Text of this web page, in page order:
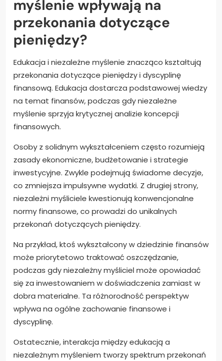
myślenie wpływają na
przekonania dotyczące
pieniędzy?
Edukacja i niezależne myślenie znacząco kształtują
przekonania dotyczące pieniędzy i dyscyplinę
finansową. Edukacja dostarcza podstawowej wiedzy
na temat finansów, podczas gdy niezależne
myślenie sprzyja krytycznej analizie koncepcji
finansowych.
Osoby z solidnym wykształceniem często rozumieją
zasady ekonomiczne, budżetowanie i strategie
inwestycyjne. Zwykle podejmują świadome decyzje,
co zmniejsza impulsywne wydatki. Z drugiej strony,
niezależni myśliciele kwestionują konwencjonalne
normy finansowe, co prowadzi do unikalnych
przekonań dotyczących pieniędzy.
Na przykład, ktoś wykształcony w dziedzinie finansów
może priorytetowo traktować oszczędzanie,
podczas gdy niezależny myśliciel może opowiadać
się za inwestowaniem w doświadczenia zamiast w
dobra materialne. Ta różnorodność perspektyw
wpływa na ogólne zachowanie finansowe i
dyscyplinę.
Ostatecznie, interakcja między edukacją a
niezależnym myśleniem tworzy spektrum przekonań